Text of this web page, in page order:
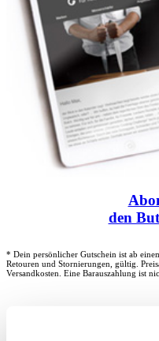
den
* Dein persönlicher Gutschein ist ab
Retouren und Stornierungen, gültig.
Versandkosten. Eine Barauszahlung ist